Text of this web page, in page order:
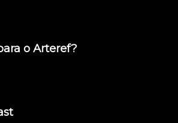
o Arteref?